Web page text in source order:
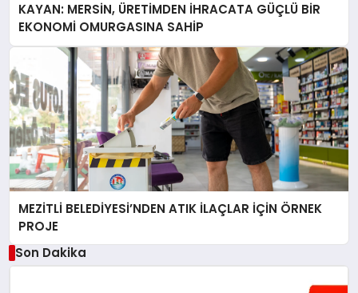
KAYAN: MERSİN, ÜRETİMDEN İHRACATA GÜÇLÜ BİR
EKONOMİ OMURGASINA SAHİP
MEZİTLİ BELEDİYESİ’NDEN ATIK İLAÇLAR İÇİN ÖRNEK
PROJE
Son Dakika